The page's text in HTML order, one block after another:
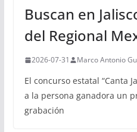
Buscan en
del Regional
2026-07-31 Marco Antonio
El concurso estatal “Canta
a la persona ganadora un
grabación